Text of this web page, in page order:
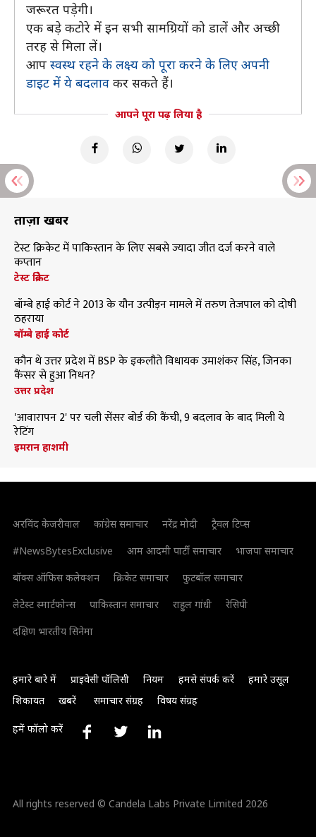
जरूरत पड़ेगी।
एक बड़े कटोरे में इन सभी सामग्रियों को डालें और अच्छी
तरह से मिला लें।
आप स्वस्थ रहने के लक्ष्य को पूरा करने के लिए अपनी
डाइट में ये बदलाव कर सकते हैं।
आपने पूरा पढ़ लिया है
ताज़ा खबरें
टेस्ट क्रिकेट में पाकिस्तान के लिए सबसे ज्यादा जीत दर्ज करने वाले
कप्तान
टेस्ट क्रिकेट
बॉम्बे हाई कोर्ट ने 2013 के यौन उत्पीड़न मामले में तरुण तेजपाल को दोषी
ठहराया
बॉम्बे हाई कोर्ट
कौन थे उत्तर प्रदेश में BSP के इकलौते विधायक उमाशंकर सिंह, जिनका
कैंसर से हुआ निधन?
उत्तर प्रदेश
'आवारापन 2' पर चली सेंसर बोर्ड की कैंची, 9 बदलाव के बाद मिली ये
रेटिंग
इमरान हाशमी
अरविंद केजरीवाल कांग्रेस समाचार नरेंद्र मोदी
ट्रैवल टिप्स
#NewsBytesExclusive
आम आदमी पार्टी समाचार
भाजपा समाचार
बॉक्स ऑफिस कलेक्शन
क्रिकेट समाचार
फुटबॉल समाचार
लेटेस्ट स्मार्टफोन्स
पाकिस्तान समाचार राहुल गांधी
रेसिपी
दक्षिण भारतीय सिनेमा
हमारे बारे में प्राइवेसी पॉलिसी नियम हमसे संपर्क करें
हमारे उसूल
शिकायत
खबरें समाचार संग्रह विषय संग्रह
हमें फॉलो करें
All rights reserved © Candela Labs Private Limited 2026